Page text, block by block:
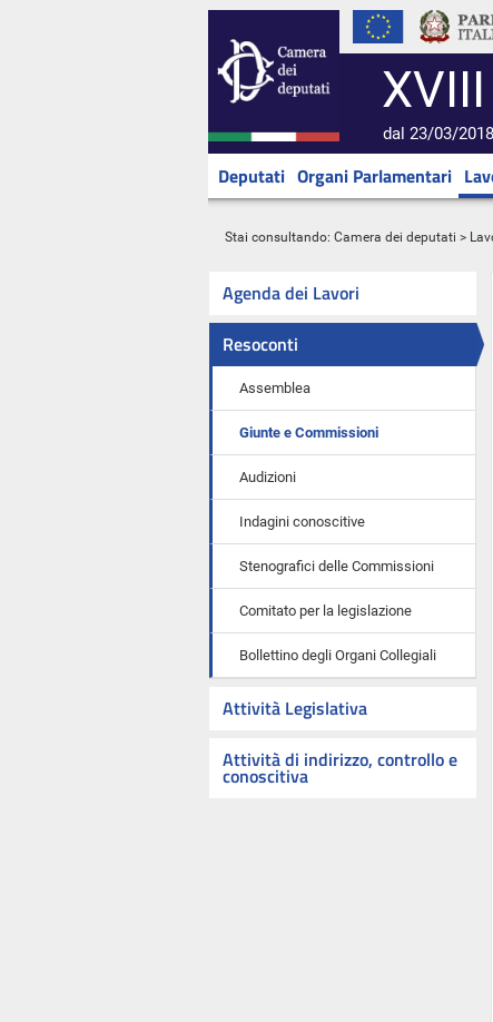
dal 23/03/
Deputati Organi Parlamentari
Stai consultando: Camera dei deputati >
Agenda dei Lavori
Resoconti
Assemblea
Giunte e Commissioni
Audizioni
Indagini conoscitive
Stenografici delle Commissioni
Comitato per la legislazione
Bollettino degli Organi Collegiali
Attività Legislativa
Attività di indirizzo, controllo e
conoscitiva